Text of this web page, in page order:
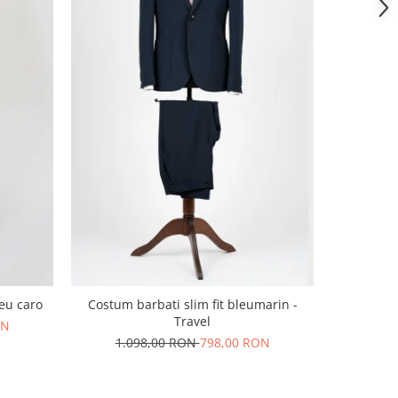
caro
Costum barbati slim fit bleumarin -
Travel
1.098,00 RON798,00 RON